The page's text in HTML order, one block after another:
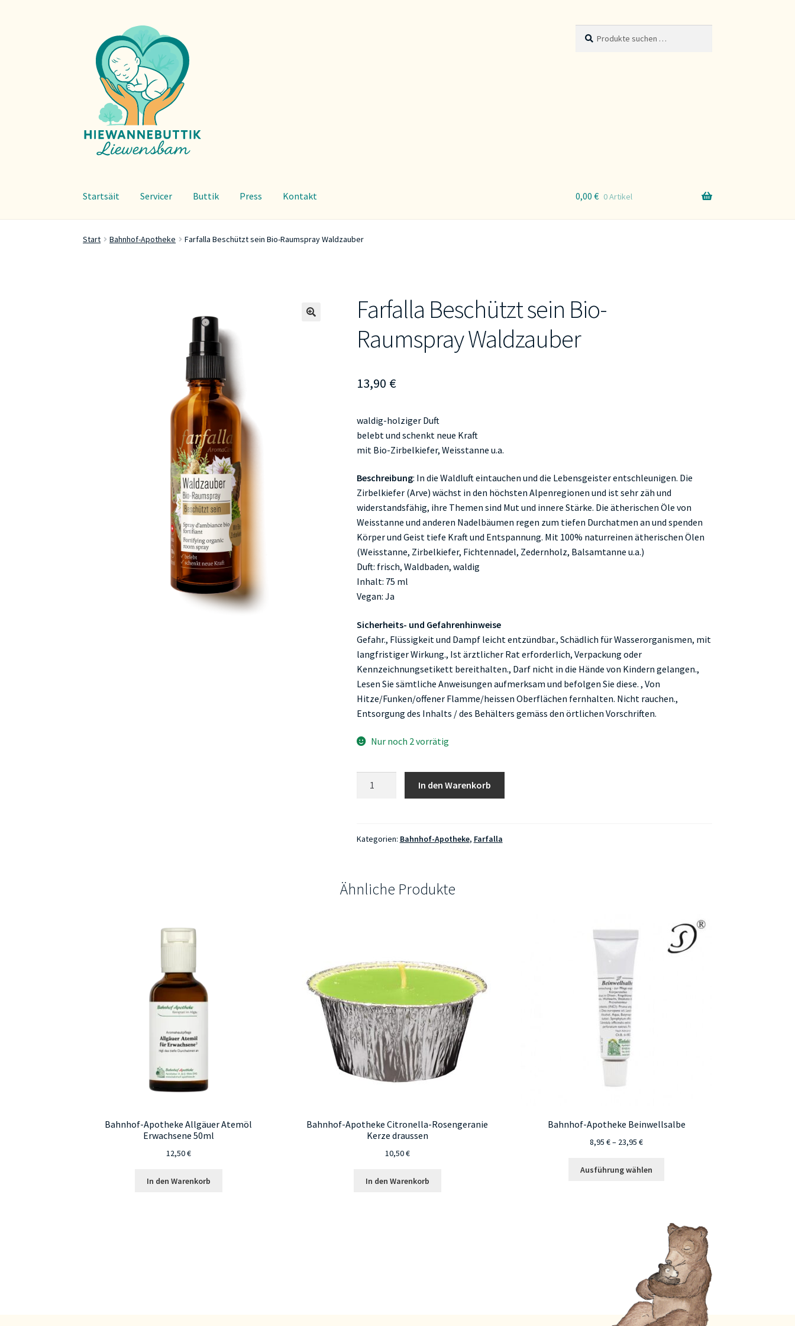
Navigation
springen
Inhalt
springen
nach:
Startsäit Servicer Buttik Press Kontakt 0,00 € 0 Artikel
Start Bahnhof-Apotheke Farfalla Beschützt sein Bio-Raumspray Waldzauber
Farfalla Beschützt sein Bio-
Raumspray Waldzauber
13,90 €
waldig-holziger Duft
belebt und schenkt neue Kraft
mit Bio-Zirbelkiefer, Weisstanne u.a.
Beschreibung: In die Waldluft eintauchen und die Lebensgeister entschleunigen. Die
Zirbelkiefer (Arve) wächst in den höchsten Alpenregionen und ist sehr zäh und
widerstandsfähig, ihre Themen sind Mut und innere Stärke. Die ätherischen Öle von
Weisstanne und anderen Nadelbäumen regen zum tiefen Durchatmen an und spenden
Körper und Geist tiefe Kraft und Entspannung. Mit 100% naturreinen ätherischen Ölen
(Weisstanne, Zirbelkiefer, Fichtennadel, Zedernholz, Balsamtanne u.a.)
Duft: frisch, Waldbaden, waldig
Inhalt: 75 ml
Vegan: Ja
Sicherheits- und Gefahrenhinweise
Gefahr., Flüssigkeit und Dampf leicht entzündbar., Schädlich für Wasserorganismen, mit
langfristiger Wirkung., Ist ärztlicher Rat erforderlich, Verpackung oder
Kennzeichnungsetikett bereithalten., Darf nicht in die Hände von Kindern gelangen.,
Lesen Sie sämtliche Anweisungen aufmerksam und befolgen Sie diese. , Von
Hitze/Funken/offener Flamme/heissen Oberflächen fernhalten. Nicht rauchen.,
Entsorgung des Inhalts / des Behälters gemäss den örtlichen Vorschriften.
Nur noch 2 vorrätig
Raumspray
In den Warenkorb
Kategorien: Bahnhof-Apotheke, Farfalla
Ähnliche Produkte
Bahnhof-Apotheke Allgäuer Atemöl
Erwachsene 50ml
12,50€
In den Warenkorb
Bahnhof-Apotheke Citronella-Rosengeranie
Kerze draussen
10,50€
In den Warenkorb
Bahnhof-Apotheke Beinwellsalbe
8,95€– 23,95€Preisspanne:
bis
Ausführung wählen
auf.
Die
Optionen
können
auf
der
Produktseite
gewählt